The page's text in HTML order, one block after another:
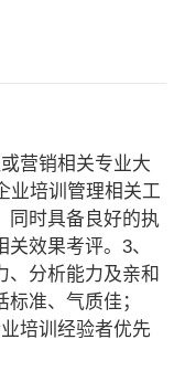
营销相关专业大
业培训管理相关工
同时具备良好的执
效果考评。3、
、分析能力及亲和
准、气质佳；
培训经验者优先